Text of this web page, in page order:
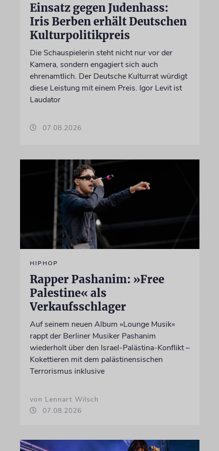
Einsatz gegen Judenhass:
Iris Berben erhält Deutschen
Kulturpolitikpreis
Die Schauspielerin steht nicht nur vor der
Kamera, sondern engagiert sich auch
ehrenamtlich. Der Deutsche Kulturrat würdigt
diese Leistung mit einem Preis. Igor Levit ist
Laudator
07.08.2026
HIPHOP
Rapper Pashanim: »Free
Palestine« als
Verkaufsschlager
Auf seinem neuen Album »Lounge Musik«
rappt der Berliner Musiker Pashanim
wiederholt über den Israel-Palästina-Konflikt –
Kokettieren mit dem palästinensischen
Terrorismus inklusive
von Lennart Wilsch
07.08.2026